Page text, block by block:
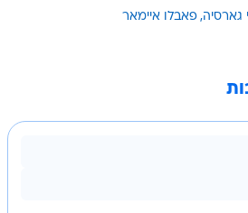
גארסיה פאבלו איימאר